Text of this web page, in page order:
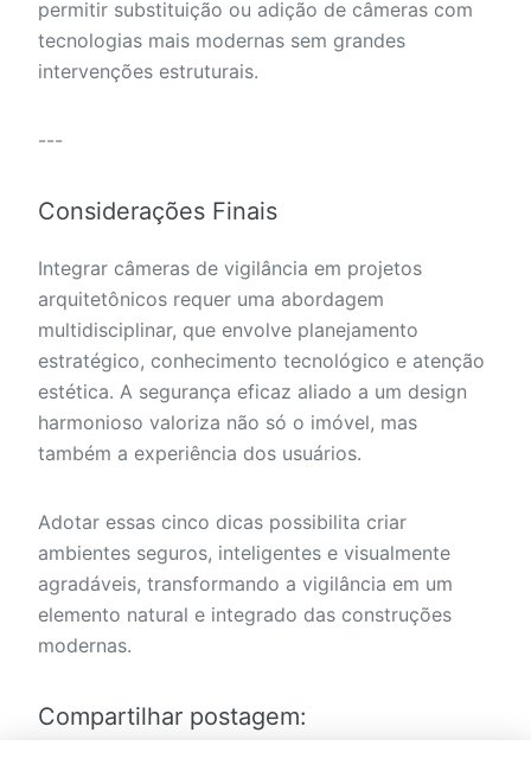
permitir substituição ou adição de câmeras com
tecnologias mais modernas sem grandes
intervenções estruturais.
---
Considerações Finais
Integrar câmeras de vigilância em projetos
arquitetônicos requer uma abordagem
multidisciplinar, que envolve planejamento
estratégico, conhecimento tecnológico e atenção
estética. A segurança eficaz aliado a um design
harmonioso valoriza não só o imóvel, mas
também a experiência dos usuários.
Adotar essas cinco dicas possibilita criar
ambientes seguros, inteligentes e visualmente
agradáveis, transformando a vigilância em um
elemento natural e integrado das construções
modernas.
Compartilhar postagem: